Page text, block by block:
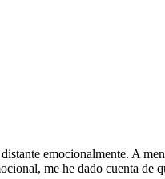
emocionalmente. A
me he dado cuenta de